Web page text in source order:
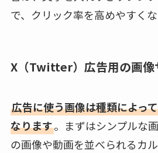
で、クリック率を高めやすくな
X（Twitter）広告用の画像
広告に使う画像は種類によっ
なります。まずはシンプルな
の画像や動画を並べられるカ